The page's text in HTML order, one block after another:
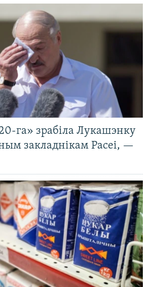
га» зрабіла Лукашэнку
закладнікам Расеі, —